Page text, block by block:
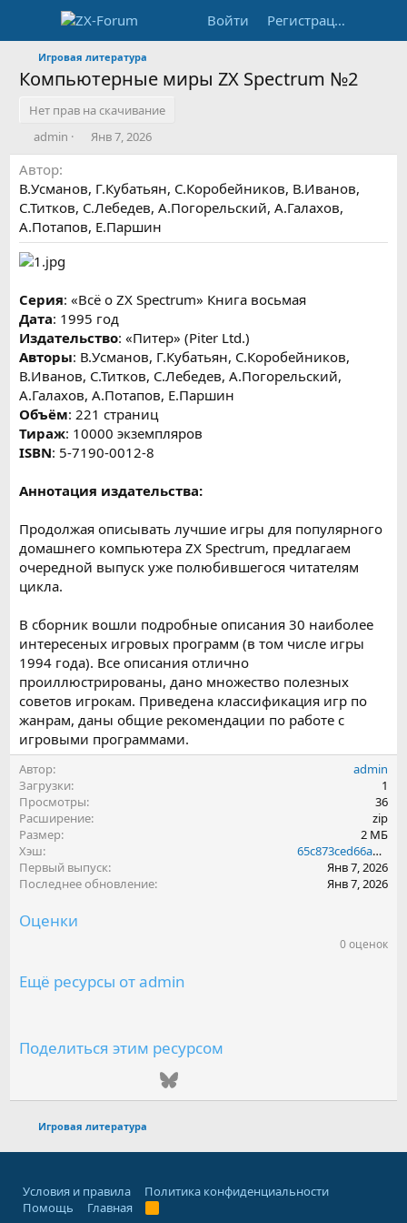
Войти Регистрация
Игровая литература
Компьютерные миры ZX Spectrum №2
Нет прав на скачивание
А
в
т
о
р
admin
Д
а
а
с
о
з
и
я
Янв 7, 2026
Автор
В.Усманов, Г.Кубатьян, С.Коробейников, В.Иванов,
С.Титков, С.Лебедев, А.Погорельский, А.Галахов,
А.Потапов, Е.Паршин
Серия: «Всё о ZX Spectrum» Книга восьмая
Дата: 1995 год
Издательство: «Питер» (Piter Ltd.)
Авторы: В.Усманов, Г.Кубатьян, С.Коробейников,
В.Иванов, С.Титков, С.Лебедев, А.Погорельский,
А.Галахов, А.Потапов, Е.Паршин
Объём: 221 страниц
Тираж: 10000 экземпляров
ISBN: 5-7190-0012-8
Аннотация издательства:
Продолжая описывать лучшие игры для популярного
домашнего компьютера ZX Spectrum, предлагаем
очередной выпуск уже полюбившегося читателям
цикла.
В сборник вошли подробные описания 30 наиболее
интересеных игровых программ (в том числе игры
1994 года). Все описания отлично
проиллюстрированы, дано множество полезных
советов игрокам. Приведена классификация игр по
жанрам, даны общие рекомендации по работе с
игровыми программами.
Автор
admin
Загрузки
1
Просмотры
36
Расширение
zip
Размер
2 МБ
Хэш
65c873ced66ad68e9ed49a9e30cd4164
Первый выпуск
Янв 7, 2026
Последнее обновление
Янв 7, 2026
Оценки
0
0
з
д
)
0 оценок
Ещё ресурсы от admin
Поделиться этим ресурсом
Одноклассники
TelegramBluesky
Игровая литература
Условия и правила
Политика конфиденциальности
Помощь
Главная
R